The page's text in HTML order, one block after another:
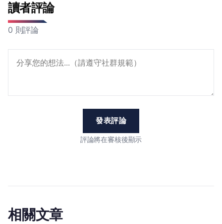
讀者評論
0 則評論
發表評論
評論將在審核後顯示
相關文章